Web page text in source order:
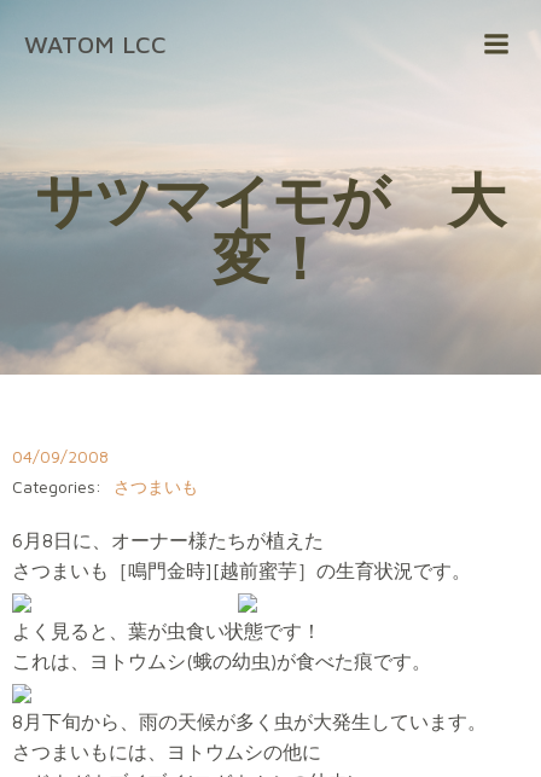
ス
ッ
WATOM LCC
サツマイモが 大
変！
04/09/2008
Categories:
さつまいも
6月8日に、オーナー様たちが植えた
さつまいも［鳴門金時][越前蜜芋］の生育状況です。
よく見ると、葉が虫食い状態です！
これは、ヨトウムシ(蛾の幼虫)が食べた痕です。
8月下旬から、雨の天候が多く虫が大発生しています。
さつまいもには、ヨトウムシの他に